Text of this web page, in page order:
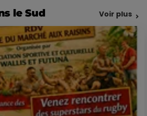
le Sud Voir plus